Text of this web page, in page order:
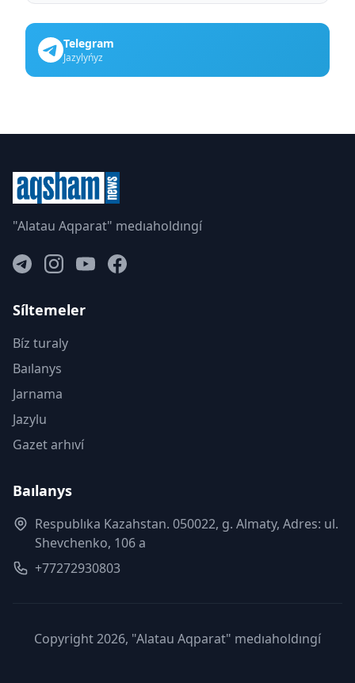
Telegram
Jazylyńyz
"Alatau Aqparat" medıaholdıngí
Síltemeler
Bíz turaly
Baılanys
Jarnama
Jazylu
Gazet arhıví
Baılanys
Respublıka Kazahstan. 050022, g. Almaty, Adres: ul.
Shevchenko, 106 a
+77272930803
Copyright 2026, "Alatau Aqparat" medıaholdıngí